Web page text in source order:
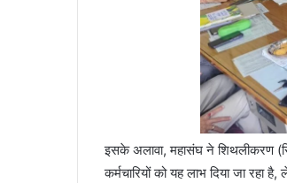
इसके अलावा, महासंघ ने शिथलीकरण
कर्मचारियों को यह लाभ दिया जा रहा